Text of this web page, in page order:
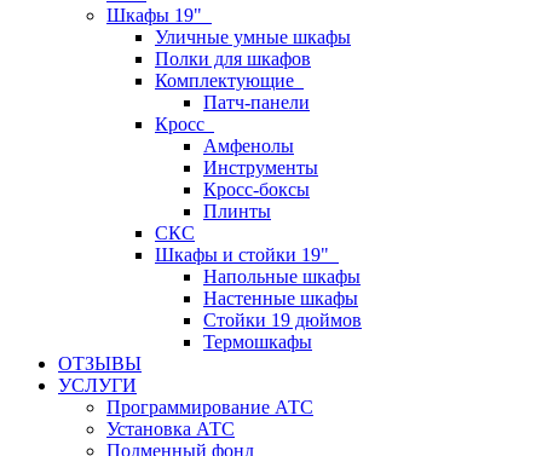
Шкафы 19"
Уличные умные шкафы
Полки для шкафов
Комплектующие
Патч-панели
Кросс
Амфенолы
Инструменты
Кросс-боксы
Плинты
СКС
Шкафы и стойки 19"
Напольные шкафы
Настенные шкафы
Стойки 19 дюймов
Термошкафы
ОТЗЫВЫ
УСЛУГИ
Программирование АТС
Установка АТС
Подменный фонд